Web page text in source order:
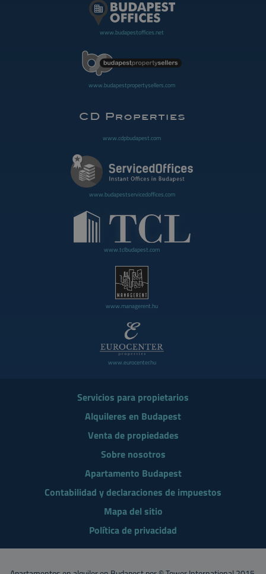
www.budapestoffices.net
www.budapestpropertysellers.com
www.cdpbudapest.com
www.budapestservicedoffices.com
www.tclbudapest.com
www.managerent.hu
www.eurocenter.hu
Servicios para propietarios
Alquileres en Budapest
Venta de propiedades
Sobre nosotros
Apartamento Budapest
Contabilidad y declaraciones de impuestos
Mapa del sitio
Política de privacidad